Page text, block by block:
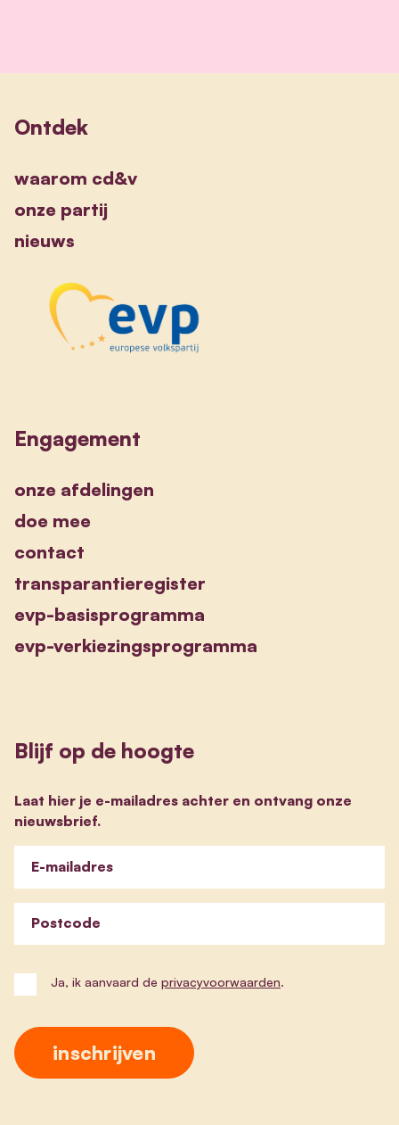
Ontdek
waarom cd&v
onze partij
nieuws
Engagement
onze afdelingen
doe mee
contact
transparantieregister
evp-basisprogramma
evp-verkiezingsprogramma
Blijf op de hoogte
Laat hier je e-mailadres achter en ontvang onze
nieuwsbrief.
E-mailadres
Postcode
Ja, ik aanvaard de privacyvoorwaarden.